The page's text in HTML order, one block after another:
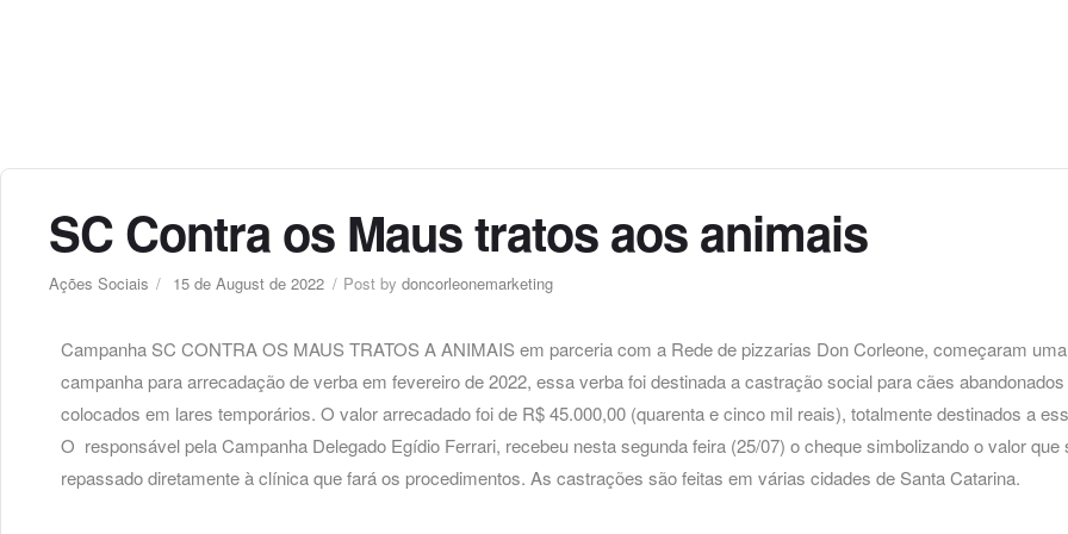
SC Contra os Maus tratos aos animais
Ações Sociais 15 de August de 2022 Post by doncorleonemarketing
Campanha SC CONTRA OS MAUS TRATOS A ANIMAIS em parceria com a Rede de pizzarias Don Corleone, começaram uma
campanha para arrecadação de verba em fevereiro de 2022, essa verba foi destinada a castração social para cães
colocados em lares temporários. O valor arrecadado foi de R$ 45.000,00 (quarenta e cinco mil reais), totalmente destinados a
O responsável pela Campanha Delegado Egídio Ferrari, recebeu nesta segunda feira (25/07) o cheque simbolizando o valor que
repassado diretamente à clínica que fará os procedimentos. As castrações são feitas em várias cidades de Santa Catarina.